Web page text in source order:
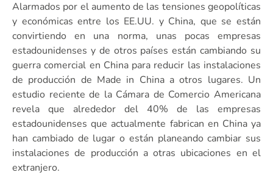
Alarmados por el aumento de las tensiones geopolíticas
y económicas entre los EE.UU. y China, que se están
convirtiendo en una norma, unas pocas empresas
estadounidenses y de otros países están cambiando su
guerra comercial en China para reducir las instalaciones
de producción de Made in China a otros lugares. Un
estudio reciente de la Cámara de Comercio Americana
revela que alrededor del 40% de las empresas
estadounidenses que actualmente fabrican en China ya
han cambiado de lugar o están planeando cambiar sus
instalaciones de producción a otras ubicaciones en el
extranjero.